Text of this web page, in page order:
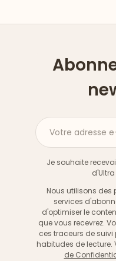
Votre adresse
Je souhaite
Nous utilisons des
services
d'optimiser le
que vous recevrez.
ces traceurs de
habitudes de lecture.
de